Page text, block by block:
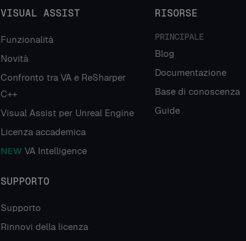
VISUAL ASSIST
Funzionalità
Novità
Confronto tra VA e ReSharper
C++
Visual Assist per Unreal Engine
Licenza accademica
NEW VA Intelligence
RISORSE
PRINCIPALE
Blog
Documentazione
Base di conoscenza
Guide
SUPPORTO
Supporto
Rinnovi della licenza